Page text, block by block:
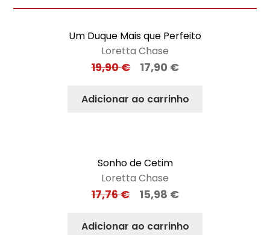
Um Duque Mais que Perfeito
Loretta Chase
19,90€ 17,90 €
Adicionar ao carrinho
Sonho de Cetim
Loretta Chase
17,76€ 15,98 €
Adicionar ao carrinho